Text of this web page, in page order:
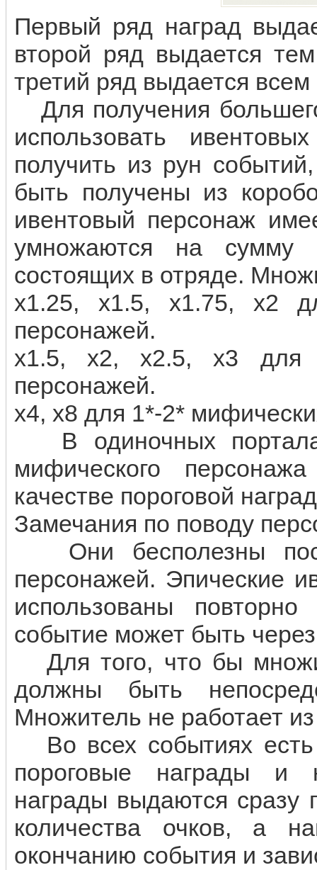
Первый ряд наград
второй ряд выдается
третий ряд выдается
Для получения
использовать
получить из рун
быть получены из
ивентовый персонаж
умножаются на сумму
состоящих в отряде.
x1.25, x1.5, x1.75, x2
персонажей.
x1.5, x2, x2.5, x3 для
персонажей.
x4, x8 для 1*-2*
В одиночных
мифического
качестве пороговой
Замечания по поводу
Они бесполезны
персонажей. Эпические
использованы
событие может быть
Для того, что бы
должны быть
Множитель не работает
Во всех событиях есть
пороговые награды и
награды выдаются сразу
количества очков, а
окончанию события и